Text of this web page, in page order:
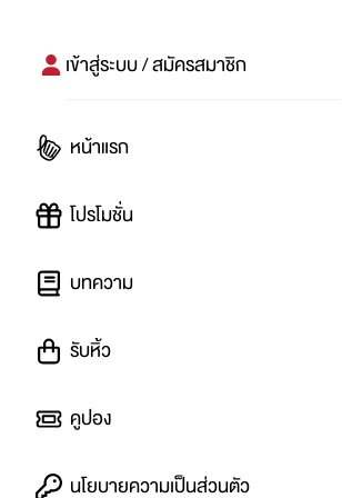
เข้าสู่ระบบ / สมัครสมาชิก
หน้าแรก
โปรโมชั่น
บทความ
รับหิ้ว
คูปอง
นโยบายความเป็นส่วนตัว
#
ปันโปร PUNPRO ที่ 1 ด้านโป